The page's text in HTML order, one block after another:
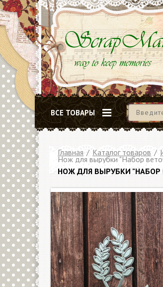
ВСЕ ТОВАРЫ
Главная / Каталог товаров /
Нож для вырубки "Набор
НОЖ ДЛЯ ВЫРУБКИ "НАБОР